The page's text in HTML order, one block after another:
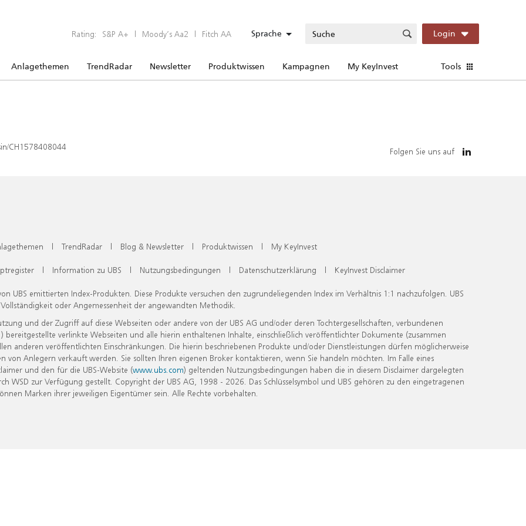
Rating: S&P A+ | Moody’s Aa2 | Fitch AA Sprache Login
Anlagethemen TrendRadar Newsletter Produktwissen Kampagnen My KeyInvest Tools
CH1578408044 Folgen Sie uns auf
| TrendRadar | Blog & Newsletter | Produktwissen | My KeyInvest
| Information zu UBS | Nutzungsbedingungen | Datenschutzerklärung | KeyInvest Disclaimer
UBS emittierten Index-Produkten. Diese Produkte versuchen den zugrundeliegenden Index im Verhältnis 1:1 nachzufolgen. UBS
oder Angemessenheit der angewandten Methodik.
und der Zugriff auf diese Webseiten oder andere von der UBS AG und/oder deren Tochtergesellschaften, verbundenen
verlinkte Webseiten und alle hierin enthaltenen Inhalte, einschließlich veröffentlichter Dokumente (zusammen
anderen veröffentlichten Einschränkungen. Die hierin beschriebenen Produkte und/oder Dienstleistungen dürfen möglicherweise
Anlegern verkauft werden. Sie sollten Ihren eigenen Broker kontaktieren, wenn Sie handeln möchten. Im Falle eines
und den für die UBS-Website (www.ubs.com) geltenden Nutzungsbedingungen haben die in diesem Disclaimer dargelegten
zur Verfügung gestellt. Copyright der UBS AG, 1998 - 2026. Das Schlüsselsymbol und UBS gehören zu den eingetragenen
Marken ihrer jeweiligen Eigentümer sein. Alle Rechte vorbehalten.